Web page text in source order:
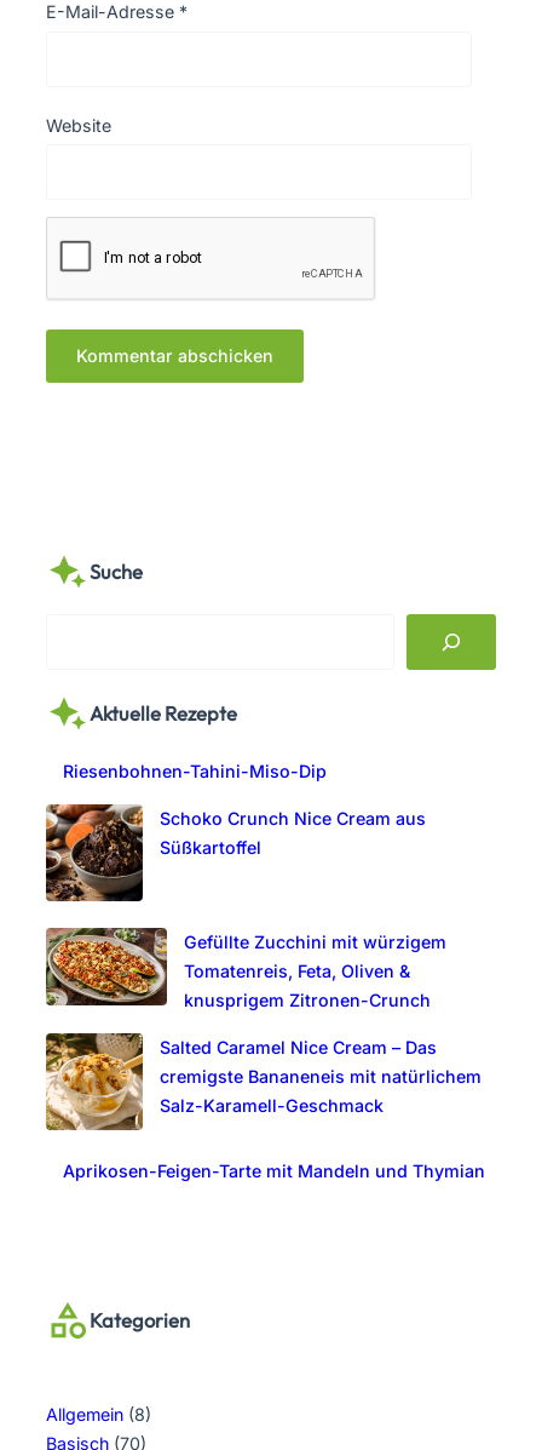
E-Mail-Adresse *
Website
Suche
r
Aktuelle Rezepte
Riesenbohnen-Tahini-Miso-Dip
Schoko Crunch Nice Cream aus
Süßkartoffel
Gefüllte Zucchini mit würzigem
Tomatenreis, Feta, Oliven &
knusprigem Zitronen-Crunch
Salted Caramel Nice Cream – Das
cremigste Bananeneis mit natürlichem
Salz-Karamell-Geschmack
Aprikosen-Feigen-Tarte mit Mandeln und Thymian
Kategorien
Allgemein (8)
Basisch (70)